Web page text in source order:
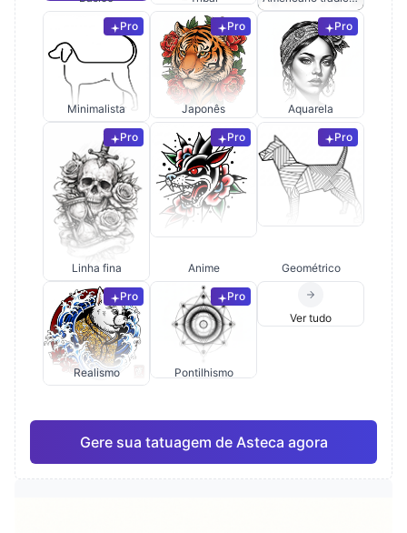
Pro
Minimalista
Pro
Japonês
Pro
Aquarela
Pro
Linha fina
Pro
Anime
Pro
Geométrico
Pro
Realismo
Pro
Pontilhismo
Ver tudo
Gere sua tatuagem de Asteca agora